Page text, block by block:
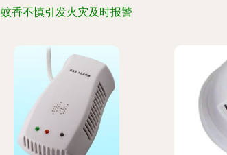
蚊香不慎引发火灾及时报警